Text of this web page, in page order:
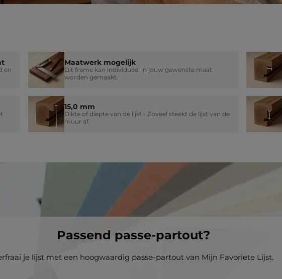
en
Maatwerk mogelijk
Dit frame kan individueel in jouw gewenste maat
worden gemaakt.
15,0 mm
Dikte of diepte van de lijst - Zoveel steekt de lijst van de
muur af.
Passend passe-partout?
je lijst met een hoogwaardig passe-partout van Mijn Favoriete Lijst.